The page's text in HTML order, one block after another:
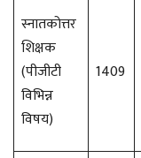
स्नातकोत्तर
शिक्षक
(पीजीटी
विभिन्न
विषय)
1409